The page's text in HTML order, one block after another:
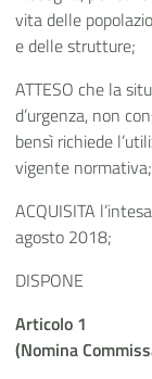
vita delle
e delle strutture;
ATTESO che la
d’urgenza, non
bensì richiede
vigente normativa;
ACQUISITA
agosto 2018;
DISPONE
Articolo 1
(Nomina